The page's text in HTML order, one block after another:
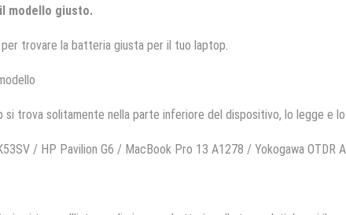
modello giusto.
per trovare la batteria giusta per il tuo laptop.
si trova solitamente nella parte inferiore del dispositivo, lo legge e
/ HP Pavilion G6 / MacBook Pro 13 A1278 / Yokogawa OTDR